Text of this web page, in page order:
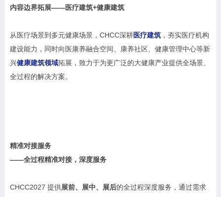
内容边界拓展——医疗建筑+健康建筑
从医疗场景到多元健康场景，CHCC深耕医疗建筑 ，夯实医疗机构
建设能力，同时向医康养融合空间、康养社区、健康管理中心等新
兴健康建筑领域拓展，致力于为更广泛的大健康产业提供全场景、
全过程的解决方案。
精准对接服务
——全过程精准对接，深度服务
CHCC2027 提供展前、展中、展后的全过程深度服务，通过需求